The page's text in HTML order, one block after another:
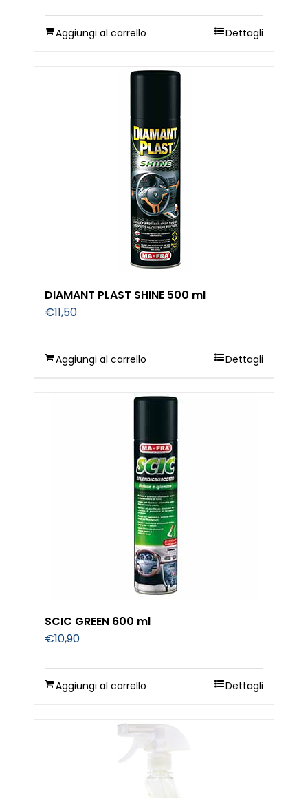
Aggiungi al carrello Dettagli
DIAMANT PLAST SHINE 500 ml
€11,50
Aggiungi al carrello Dettagli
SCIC GREEN 600 ml
€10,90
Aggiungi al carrello Dettagli